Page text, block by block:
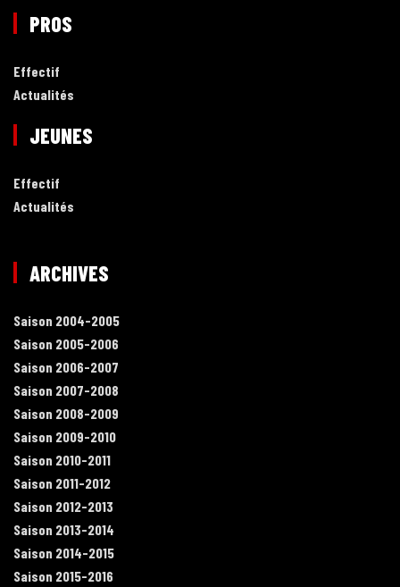
PROS
Effectif
Actualités
JEUNES
Effectif
Actualités
ARCHIVES
Saison 2004-2005
Saison 2005-2006
Saison 2006-2007
Saison 2007-2008
Saison 2008-2009
Saison 2009-2010
Saison 2010-2011
Saison 2011-2012
Saison 2012-2013
Saison 2013-2014
Saison 2014-2015
Saison 2015-2016